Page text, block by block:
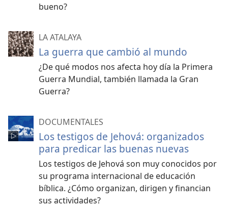
bueno?
LA ATALAYA
La guerra que cambió al mundo
¿De qué modos nos afecta hoy día la Primera
Guerra Mundial, también llamada la Gran
Guerra?
DOCUMENTALES
Los testigos de Jehová: organizados
para predicar las buenas nuevas
Los testigos de Jehová son muy conocidos por
su programa internacional de educación
bíblica. ¿Cómo organizan, dirigen y financian
sus actividades?